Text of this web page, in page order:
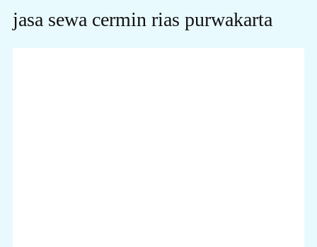
jasa sewa cermin rias purwakarta